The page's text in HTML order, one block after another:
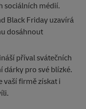
sociálních médií.
Black Friday uzavírá
dosáhnout
příval svátečních
dárky pro své blízké.
vaší firmě získat i